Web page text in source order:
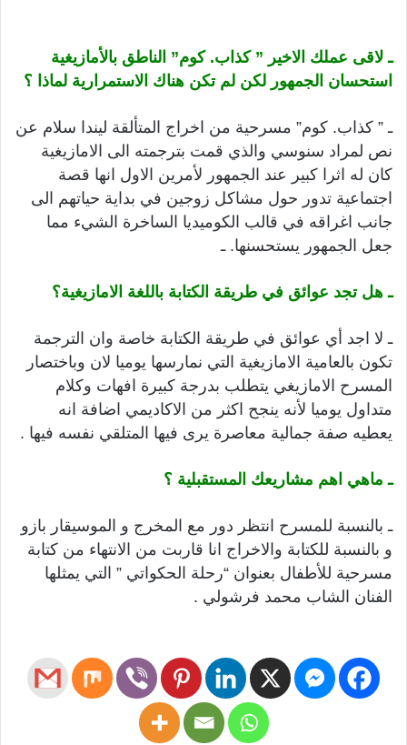
ـ لاقى عملك الاخير ” كذاب. كوم” الناطق بالأمازيغية
استحسان الجمهور لكن لم تكن هناك الاستمرارية لماذا ؟
ـ ” كذاب. كوم” مسرحية من اخراج المتألقة ليندا سلام عن
نص لمراد سنوسي والذي قمت بترجمته الى الامازيغية
كان له اثرا كبير عند الجمهور لأمرين الاول انها قصة
اجتماعية تدور حول مشاكل زوجين في بداية حياتهم الى
جانب اغراقه في قالب الكوميديا الساخرة الشيء مما
جعل الجمهور يستحسنها. ـ
ـ هل تجد عوائق في طريقة الكتابة باللغة الامازيغية؟
ـ لا اجد أي عوائق في طريقة الكتابة خاصة وان الترجمة
تكون بالعامية الامازيغية التي نمارسها يوميا لان وباختصار
المسرح الامازيغي يتطلب بدرجة كبيرة افهات وكلام
متداول يوميا لأنه ينجح اكثر من الاكاديمي اضافة انه
يعطيه صفة جمالية معاصرة يرى فيها المتلقي نفسه فيها .
ـ ماهي اهم مشاريعك المستقبلية ؟
ـ بالنسبة للمسرح انتظر دور مع المخرج و الموسيقار بازو
و بالنسبة للكتابة والاخراج انا قاربت من الانتهاء من كتابة
مسرحية للأطفال بعنوان “رحلة الحكواتي ” التي يمثلها
الفنان الشاب محمد فرشولي .